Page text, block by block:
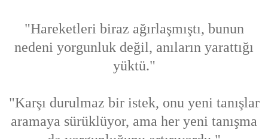
"Hareketleri biraz ağırlaşmıştı, bunun
nedeni yorgunluk değil, anıların yarattığı
yüktü."
"Karşı durulmaz bir istek, onu yeni tanışlar
aramaya sürüklüyor, ama her yeni tanışma